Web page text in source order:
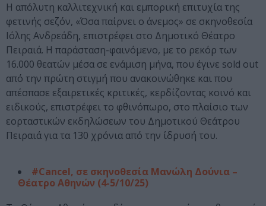
Η απόλυτη καλλιτεχνική και εμπορική επιτυχία της
φετινής σεζόν, «Όσα παίρνει ο άνεμος» σε σκηνοθεσία
Ιόλης Ανδρεάδη, επιστρέφει στο Δημοτικό Θέατρο
Πειραιά. Η παράσταση-φαινόμενο, με το ρεκόρ των
16.000 θεατών μέσα σε ενάμιση μήνα, που έγινε sold out
από την πρώτη στιγμή που ανακοινώθηκε και που
απέσπασε εξαιρετικές κριτικές, κερδίζοντας κοινό και
ειδικούς, επιστρέφει το φθινόπωρο, στο πλαίσιο των
εορταστικών εκδηλώσεων του Δημοτικού Θεάτρου
Πειραιά για τα 130 χρόνια από την ίδρυσή του.
#Cancel, σε σκηνοθεσία Μανώλη Δούνια –
Θέατρο Αθηνών (4-5/10/25)